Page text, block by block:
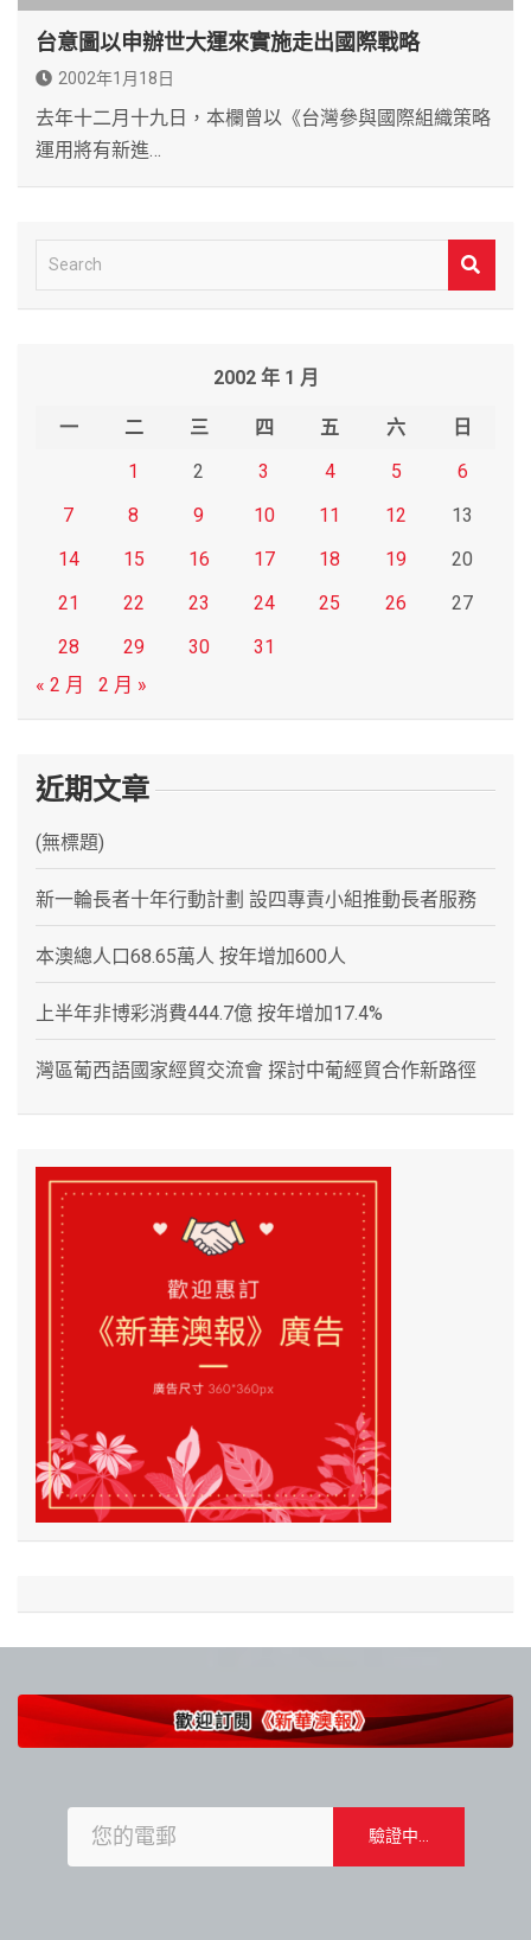
台意圖以申辦世大運來實施走出國際戰略
2002年1月18日
去年十二月十九日，本欄曾以《台灣參與國際組織策略
運用將有新進…
e
2002 年 1 月
一 二 三 四 五 六
日
1
2 3 4 5
6
7
8 9 10 11 12
13
14
15 16 17 18 19
20
21
22 23 24 25 26
27
28
29 30
31
« 2 月
2 月 »
近期文章
(無標題)
新一輪長者十年行動計劃 設四專責小組推動長者服務
本澳總人口68.65萬人 按年增加600人
上半年非博彩消費444.7億 按年增加17.4%
灣區葡西語國家經貿交流會 探討中葡經貿合作新路徑